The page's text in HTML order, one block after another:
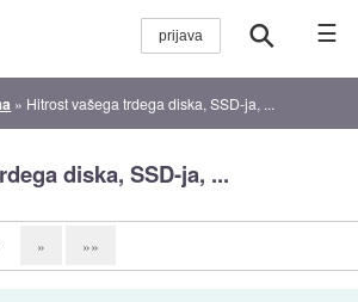
☰
» Hitrost vašega trdega diska, SSD-ja, ...
diska, SSD-ja, ...
» »»